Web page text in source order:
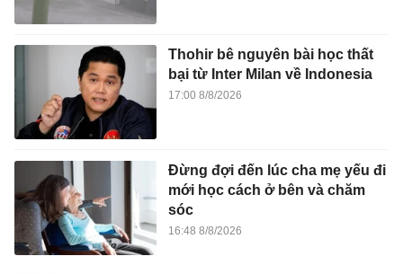
Thohir bê nguyên bài học thất
bại từ Inter Milan về Indonesia
17:00 8/8/2026
Đừng đợi đến lúc cha mẹ yếu đi
mới học cách ở bên và chăm
sóc
16:48 8/8/2026